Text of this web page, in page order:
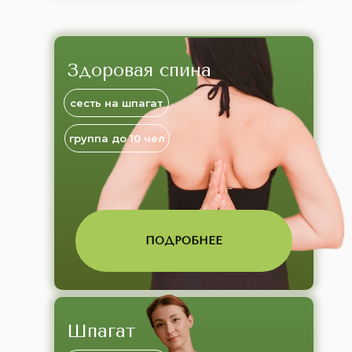
Шпагат
Здоровая спина
ПОДРОБНЕЕ
сесть на шпагат
группа до 10 чел